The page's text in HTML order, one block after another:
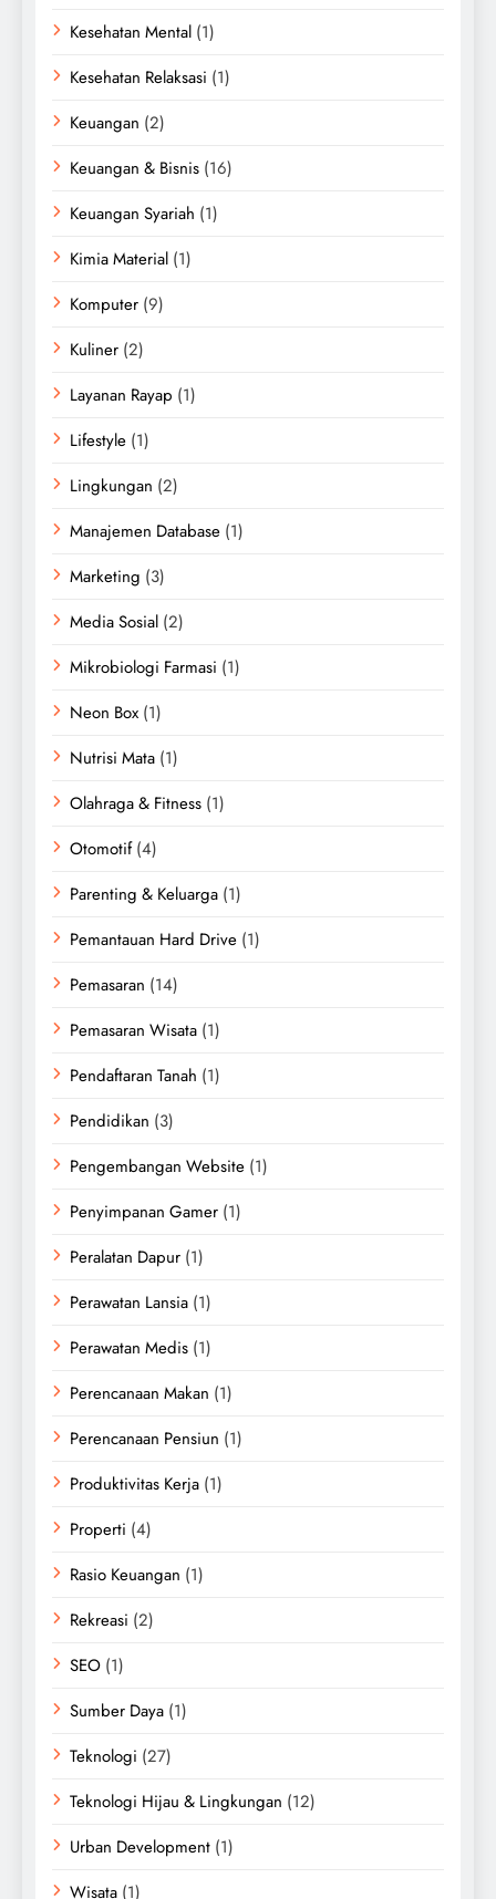
Kesehatan Mental (1)
Kesehatan Relaksasi (1)
Keuangan (2)
Keuangan & Bisnis (16)
Keuangan Syariah (1)
Kimia Material (1)
Komputer (9)
Kuliner (2)
Layanan Rayap (1)
Lifestyle (1)
Lingkungan (2)
Manajemen Database (1)
Marketing (3)
Media Sosial (2)
Mikrobiologi Farmasi (1)
Neon Box (1)
Nutrisi Mata (1)
Olahraga & Fitness (1)
Otomotif(4)
Parenting & Keluarga (1)
Pemantauan Hard Drive (1)
Pemasaran (14)
Pemasaran Wisata (1)
Pendaftaran Tanah (1)
Pendidikan (3)
Pengembangan Website (1)
Penyimpanan Gamer (1)
Peralatan Dapur (1)
Perawatan Lansia (1)
Perawatan Medis (1)
Perencanaan Makan (1)
Perencanaan Pensiun (1)
Produktivitas Kerja (1)
Properti (4)
Rasio Keuangan (1)
Rekreasi (2)
SEO (1)
Sumber Daya (1)
Teknologi (27)
Teknologi Hijau & Lingkungan (12)
Urban Development (1)
Wisata (1)